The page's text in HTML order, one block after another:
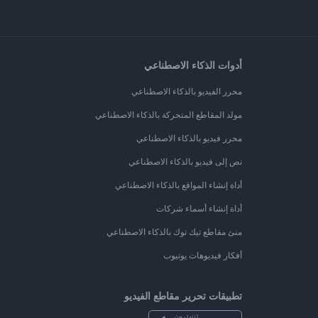
أدوات الذكاء الاصطناعي
محرر الفيديو بالذكاء الاصطناعي
مولد المقاطع المتحركة بالذكاء الاصطناعي
محرر فيديو بالذكاء الاصطناعي
نص إلى فيديو بالذكاء الاصطناعي
أداة إنشاء المواقع بالذكاء الاصطناعي
أداة إنشاء أسماء شركات
منئ مقاطع تيك توك بالذكاء الاصطناعي
أفكار فيديوهات يوتيوب
تطبيقات تحرير مقاطع الفيديو